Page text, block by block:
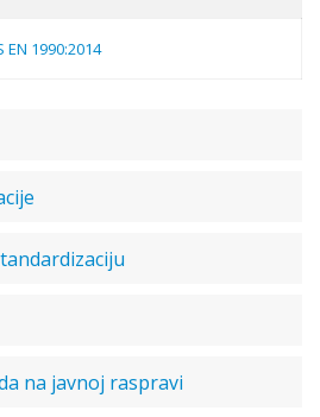
EN 1990:2014
na javnoj raspravi